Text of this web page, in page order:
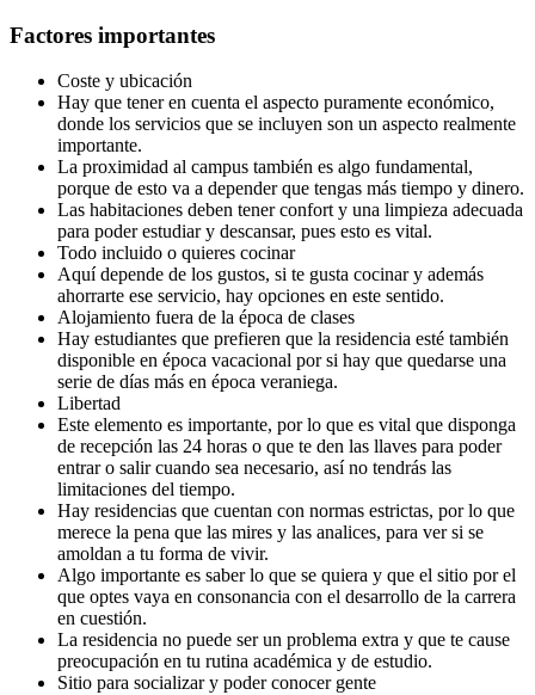
Factores importantes
Coste y ubicación
Hay que tener en cuenta el aspecto puramente económico,
donde los servicios que se incluyen son un aspecto realmente
importante.
La proximidad al campus también es algo fundamental,
porque de esto va a depender que tengas más tiempo y dinero.
Las habitaciones deben tener confort y una limpieza adecuada
para poder estudiar y descansar, pues esto es vital.
Todo incluido o quieres cocinar
Aquí depende de los gustos, si te gusta cocinar y además
ahorrarte ese servicio, hay opciones en este sentido.
Alojamiento fuera de la época de clases
Hay estudiantes que prefieren que la residencia esté también
disponible en época vacacional por si hay que quedarse una
serie de días más en época veraniega.
Libertad
Este elemento es importante, por lo que es vital que disponga
de recepción las 24 horas o que te den las llaves para poder
entrar o salir cuando sea necesario, así no tendrás las
limitaciones del tiempo.
Hay residencias que cuentan con normas estrictas, por lo que
merece la pena que las mires y las analices, para ver si se
amoldan a tu forma de vivir.
Algo importante es saber lo que se quiera y que el sitio por el
que optes vaya en consonancia con el desarrollo de la carrera
en cuestión.
La residencia no puede ser un problema extra y que te cause
preocupación en tu rutina académica y de estudio.
Sitio para socializar y poder conocer gente